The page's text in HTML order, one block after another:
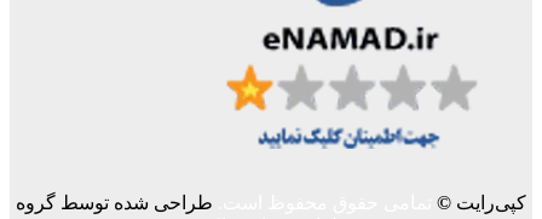
کپی‌رایت ©
طراحی شده توسط گروه